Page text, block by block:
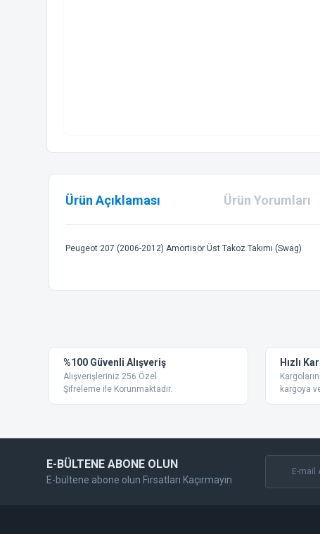
Ürün Açıklaması Ürün Yorumları
Peugeot 207 (2006-2012) Amortisör Üst Takoz Takımı (Swag)
Ürün resmi kalitesiz, bozuk veya görüntülenemiyor.
Ürün açıklamasında eksik bilgiler bulunuyor.
Ürün bilgilerinde hatalar bulunuyor.
Ürün fiyatı diğer sitelerden daha pahalı.
%100 Güvenli Alışveriş
Alışverişleriniz 256 Özel
Şifreleme ile Korunmaktadır.
Hızlı
kargoya
E-BÜLTENE ABONE OLUN
E-bültene abone olun Fırsatları Kaçırmayın